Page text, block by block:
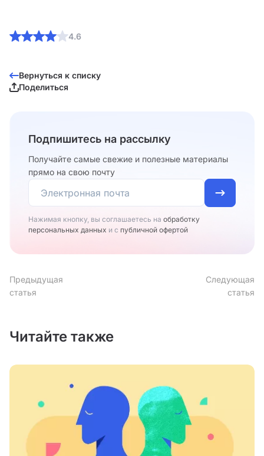
4.6
Вернуться к списку
Поделиться
Подпишитесь на рассылку
Получайте самые свежие и полезные материалы
прямо на свою почту
Нажимая кнопку, вы соглашаетесь на обработку
персональных данных и с публичной офертой
Предыдущая
статья
Следующая
статья
Читайте также